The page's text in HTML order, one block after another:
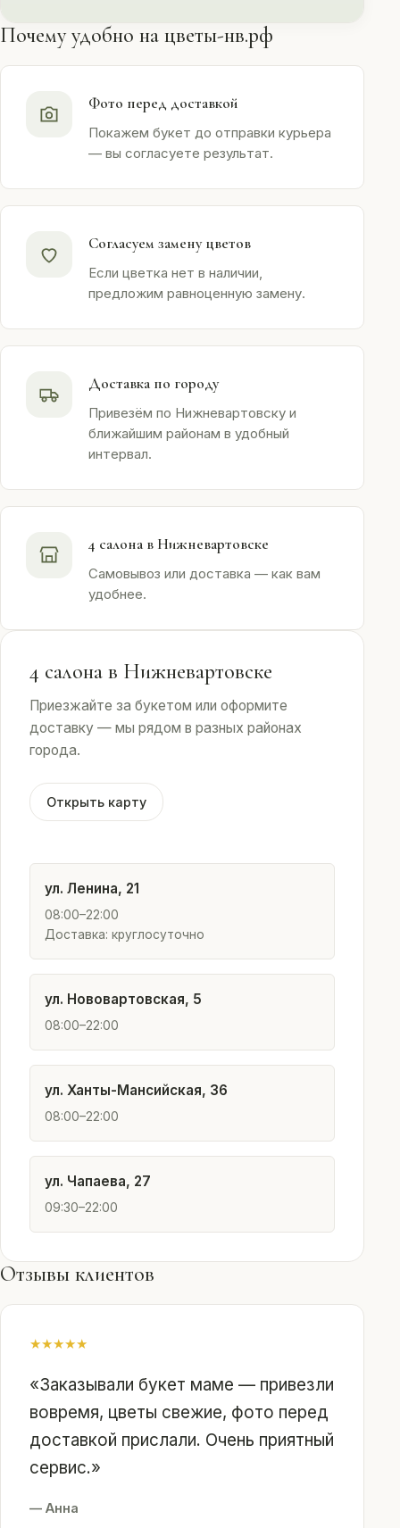
Почему удобно на цветы-нв.рф
Фото перед доставкой
Покажем букет до отправки курьера
— вы согласуете результат.
Согласуем замену цветов
Если цветка нет в наличии,
предложим равноценную замену.
Доставка по городу
Привезём по Нижневартовску и
ближайшим районам в удобный
интервал.
4 салона в Нижневартовске
Самовывоз или доставка — как вам
удобнее.
4 салона в Нижневартовске
Приезжайте за букетом или оформите
доставку — мы рядом в разных районах
города.
Открыть карту
ул. Ленина, 21
08:00–22:00
Доставка: круглосуточно
ул. Нововартовская, 5
08:00–22:00
ул. Ханты-Мансийская, 36
08:00–22:00
ул. Чапаева, 27
09:30–22:00
Отзывы клиентов
★★★★★
«Заказывали букет маме — привезли
вовремя, цветы свежие, фото перед
доставкой прислали. Очень приятный
сервис.»
— Анна